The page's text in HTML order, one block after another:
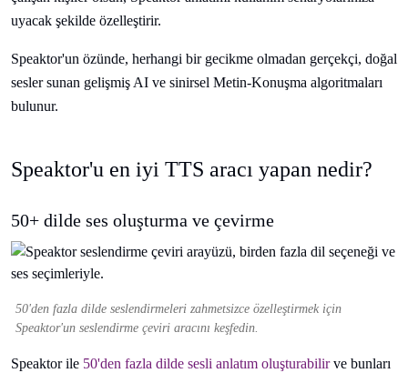
uyacak şekilde özelleştirir.
Speaktor'un özünde, herhangi bir gecikme olmadan gerçekçi, doğal
sesler sunan gelişmiş AI ve sinirsel Metin-Konuşma algoritmaları
bulunur.
Speaktor'u en iyi TTS aracı yapan nedir?
50+ dilde ses oluşturma ve çevirme
50'den fazla dilde seslendirmeleri zahmetsizce özelleştirmek için
Speaktor'un seslendirme çeviri aracını keşfedin.
Speaktor ile 50'den fazla dilde sesli anlatım oluşturabilirve bunları